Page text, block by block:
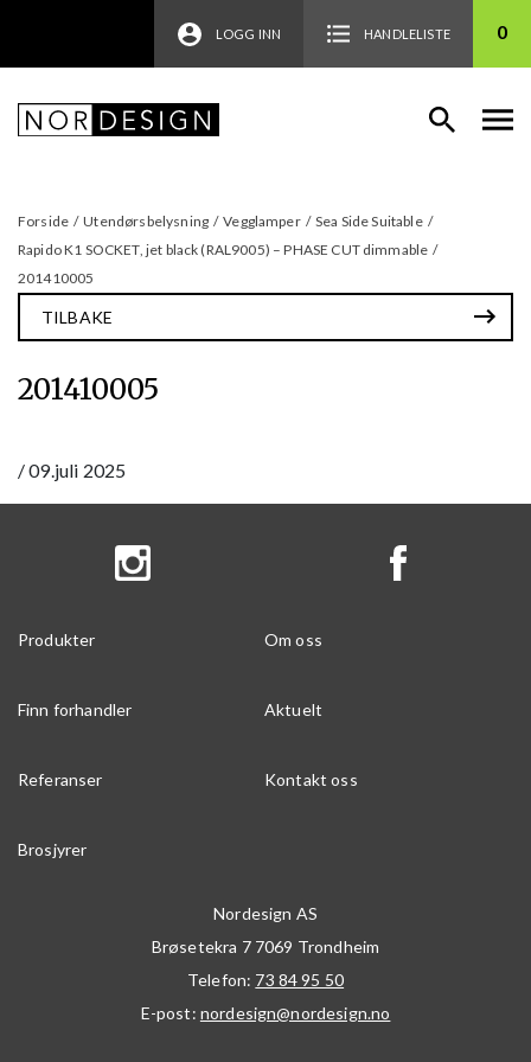
LOGG INN HANDLELISTE 0
Forside / Utendørsbelysning / Vegglamper / Sea Side Suitable /
Rapido K1 SOCKET, jet black (RAL9005) – PHASE CUT dimmable /
201410005
TILBAKE
201410005
/09.juli 2025
Produkter Om oss
Finn forhandler Aktuelt
Referanser Kontakt oss
Brosjyrer
Nordesign AS
Brøsetekra 7 7069 Trondheim
Telefon: 73 84 95 50
E-post: nordesign@nordesign.no